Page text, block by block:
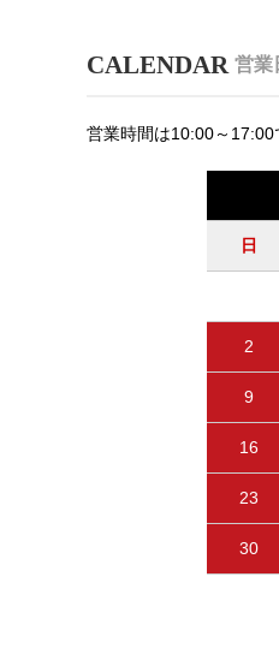
営業
営業時間は10:00～17:00
日
2
9
16
23
30